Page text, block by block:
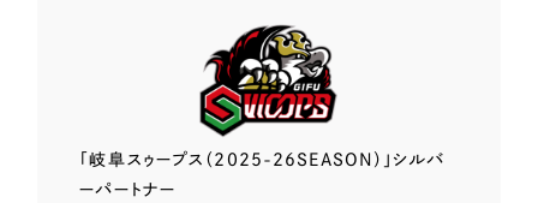
「岐阜スゥープス （2025-26SEASON）」 シルバ
ーパートナー